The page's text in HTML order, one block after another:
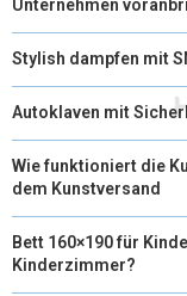
Unternehmen
Stylish dampfen mit
Autoklaven mit
Wie funktioniert die
dem Kunstversand
Bett 160×190 für
Kinderzimmer?